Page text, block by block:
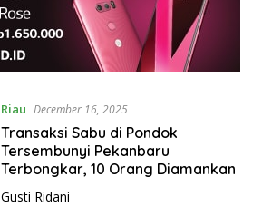
Riau December 16, 2025
Transaksi Sabu di Pondok
Tersembunyi Pekanbaru
Terbongkar, 10 Orang Diamankan
Gusti Ridani